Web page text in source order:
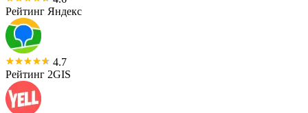
Рейтинг Яндекс
4.7
Рейтинг 2GIS